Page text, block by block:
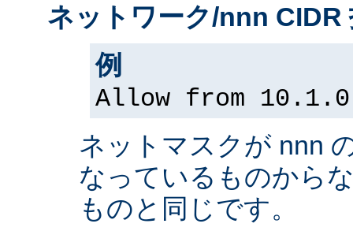
ネットワーク/nnn CIDR
例
Allow from
ネットマスクが nnn
なっているものから
ものと同じです。